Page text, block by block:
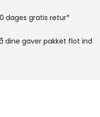
dages gratis retur*
dine gaver pakket flot ind